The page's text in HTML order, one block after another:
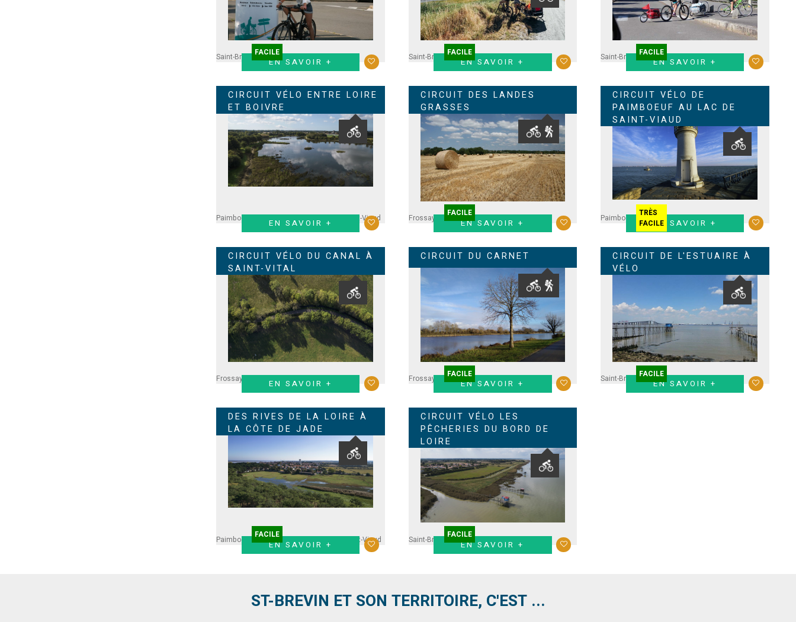
EN SAVOIR +
Saint-Brevin FACILE
EN SAVOIR +
Saint-Brevin Paimboeuf Corsept
FACILE
EN SAVOIR +
Saint-BrevinFACILE
CIRCUIT VÉLO ENTRE LOIRE
ET BOIVRE
EN SAVOIR +
PaimboeufCorseptSaint-Père en RetzSaint-Viaud
CIRCUIT DES LANDES
GRASSES
EN SAVOIR +
Frossay FACILE
CIRCUIT VÉLO DE
PAIMBOEUF AU LAC DE
SAINT-VIAUD
EN SAVOIR +
Paimboeuf TRÈS
FACILE
CIRCUIT VÉLO DU CANAL À
SAINT-VITAL
EN SAVOIR +
Frossay
CIRCUIT DU CARNET
EN SAVOIR +
Frossay FACILE
CIRCUIT DE L'ESTUAIRE À
VÉLO
EN SAVOIR +
Saint-BrevinFACILE
DES RIVES DE LA LOIRE À
LA CÔTE DE JADE
EN SAVOIR +
Paimboeuf Frossay Saint-Père en RetzSaint-Viaud
FACILE
CIRCUIT VÉLO LES
PÊCHERIES DU BORD DE
LOIRE
EN SAVOIR +
Saint-Brevin PaimboeufCorsept
FACILE
ST-BREVIN ET SON TERRITOIRE, C'EST ...